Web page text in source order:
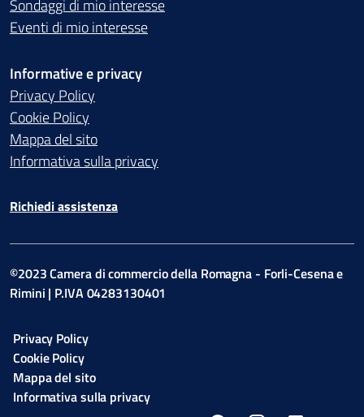
Sondaggi di mio interesse
Eventi di mio interesse
Informative e privacy
Privacy Policy
Cookie Policy
Mappa del sito
Informativa sulla privacy
Richiedi assistenza
©2023 Camera di commercio della Romagna - Forli-Cesena e
Rimini | P.IVA 04283130401
Privacy Policy
Cookie Policy
Mappa del sito
Informativa sulla privacy